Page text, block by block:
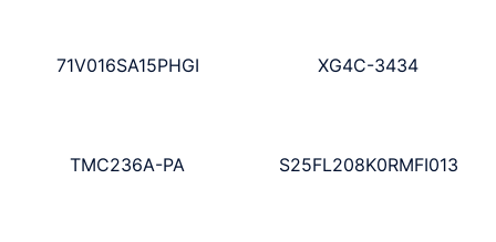
71V016SA15PHGI XG4C-3434
TMC236A-PA S25FL208K0RMFI013